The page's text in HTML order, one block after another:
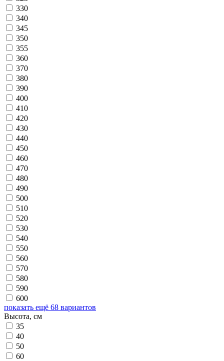
330
340
345
350
355
360
370
380
390
400
410
420
430
440
450
460
470
480
490
500
510
520
530
540
550
560
570
580
590
600
показать ещё 68 вариантов
Высота, см
35
40
50
60